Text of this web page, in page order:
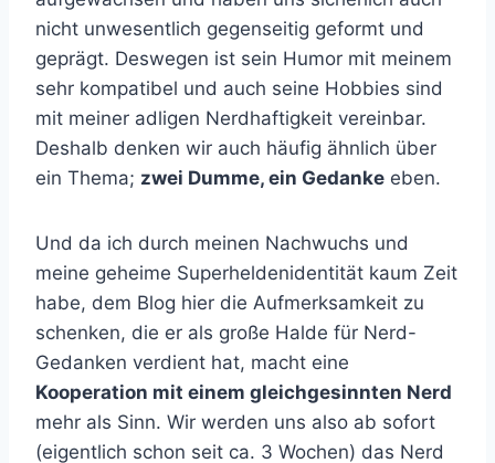
nicht unwesentlich gegenseitig geformt und
geprägt. Deswegen ist sein Humor mit meinem
sehr kompatibel und auch seine Hobbies sind
mit meiner adligen Nerdhaftigkeit vereinbar.
Deshalb denken wir auch häufig ähnlich über
ein Thema; zwei Dumme, ein Gedanke eben.
Und da ich durch meinen Nachwuchs und
meine geheime Superheldenidentität kaum Zeit
habe, dem Blog hier die Aufmerksamkeit zu
schenken, die er als große Halde für Nerd-
Gedanken verdient hat, macht eine
Kooperation mit einem gleichgesinnten Nerd
mehr als Sinn. Wir werden uns also ab sofort
(eigentlich schon seit ca. 3 Wochen) das Nerd